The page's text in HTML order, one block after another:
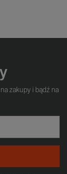
zakupy i bądź na